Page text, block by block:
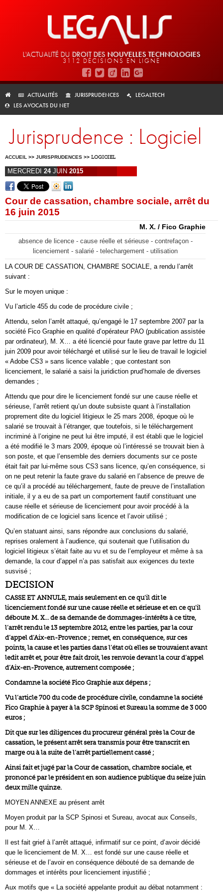
L'ACTUALITÉ DU DROIT DES NOUVELLES TECHNOLOGIES
3112 DÉCISIONS EN LIGNE
ACTUALITÉS JURISPRUDENCES
LEGALTECH
LES AVOCATS DU NET
Jurisprudence : Logiciel
ACCUEIL >> JURISPRUDENCES >> LOGICIEL
MERCREDI 24JUIN 2015
Cour de cassation, chambre sociale, arrêt du
16 juin 2015
M. X. / Fico Graphie
absence de licence - cause réelle et sérieuse - contrefaçon -
licenciement - salarié - telechargement - utilisation
LA COUR DE CASSATION, CHAMBRE SOCIALE, a rendu l’arrêt
suivant :
Sur le moyen unique :
Vu l’article 455 du code de procédure civile ;
Attendu, selon l’arrêt attaqué, qu’engagé le 17 septembre 2007 par la
société Fico Graphie en qualité d’opérateur PAO (publication assistée
par ordinateur), M. X… a été licencié pour faute grave par lettre du 11
juin 2009 pour avoir téléchargé et utilisé sur le lieu de travail le logiciel
« Adobe CS3 » sans licence valable ; que contestant son
licenciement, le salarié a saisi la juridiction prud’homale de diverses
demandes ;
Attendu que pour dire le licenciement fondé sur une cause réelle et
sérieuse, l’arrêt retient qu’un doute subsiste quant à l’installation
proprement dite du logiciel litigieux le 25 mars 2008, époque où le
salarié se trouvait à l’étranger, que toutefois, si le téléchargement
incriminé à l’origine ne peut lui être imputé, il est établi que le logiciel
a été modifié le 3 mars 2009, époque où l’intéressé se trouvait bien à
son poste, et que l’ensemble des derniers documents sur ce poste
était fait par lui-même sous CS3 sans licence, qu’en conséquence, si
on ne peut retenir la faute grave du salarié en l’absence de preuve de
ce qu’il a procédé au téléchargement, faute de preuve de l’installation
initiale, il y a eu de sa part un comportement fautif constituant une
cause réelle et sérieuse de licenciement pour avoir procédé à la
modification de ce logiciel sans licence et l’avoir utilisé ;
Qu’en statuant ainsi, sans répondre aux conclusions du salarié,
reprises oralement à l’audience, qui soutenait que l’utilisation du
logiciel litigieux s’était faite au vu et su de l’employeur et même à sa
demande, la cour d’appel n’a pas satisfait aux exigences du texte
susvisé ;
DECISION
CASSE ET ANNULE, mais seulement en ce qu’il dit le
licenciement fondé sur une cause réelle et sérieuse et en ce qu’il
déboute M. X… de sa demande de dommages-intérêts à ce titre,
l’arrêt rendu le 13 septembre 2012, entre les parties, par la cour
d’appel d’Aix-en-Provence ; remet, en conséquence, sur ces
points, la cause et les parties dans l’état où elles se trouvaient avant
ledit arrêt et, pour être fait droit, les renvoie devant la cour d’appel
d’Aix-en-Provence, autrement composée ;
Condamne la société Fico Graphie aux dépens ;
Vu l’article 700 du code de procédure civile, condamne la société
Fico Graphie à payer à la SCP Spinosi et Sureau la somme de 3 000
euros ;
Dit que sur les diligences du procureur général près la Cour de
cassation, le présent arrêt sera transmis pour être transcrit en
marge ou à la suite de l’arrêt partiellement cassé ;
Ainsi fait et jugé par la Cour de cassation, chambre sociale, et
prononcé par le président en son audience publique du seize juin
deux mille quinze.
MOYEN ANNEXE au présent arrêt
Moyen produit par la SCP Spinosi et Sureau, avocat aux Conseils,
pour M. X…
Il est fait grief à l’arrêt attaqué, infirmatif sur ce point, d’avoir décidé
que le licenciement de M. X… est fondé sur une cause réelle et
sérieuse et de l’avoir en conséquence débouté de sa demande de
dommages et intérêts pour licenciement injustifié ;
Aux motifs que « La société appelante produit au débat notamment :